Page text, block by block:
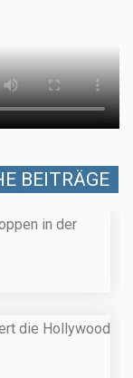
BEITRÄGE
in der
die Hollywood